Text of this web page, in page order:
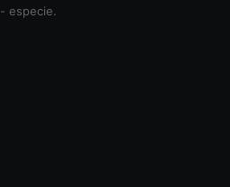
- especie.